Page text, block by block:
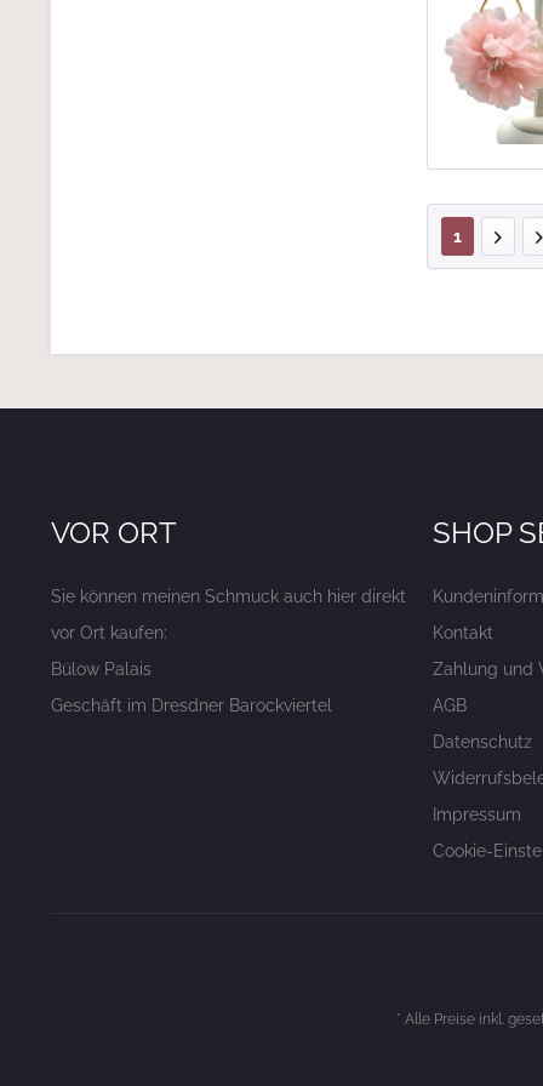
1
VOR ORT
Sie können meinen Schmuck auch hier direkt
vor Ort kaufen:
Bülow Palais
Geschäft im Dresdner Barockviertel
SHOP
Kontakt
Zahlung und
AGB
Datenschutz
Impressum
Cookie-
* Alle Preise inkl.